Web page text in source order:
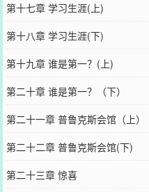
第十七章 学习生涯(上)
第十八章 学习生涯(下)
第十九章 谁是第一？(上)
第二十章 谁是第一？（下）
第二十一章 普鲁克斯会馆（上）
第二十二章 普鲁克斯会馆(下)
第二十三章 惊喜